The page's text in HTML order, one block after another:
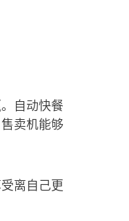
自动快餐
卖机能够
离自己更